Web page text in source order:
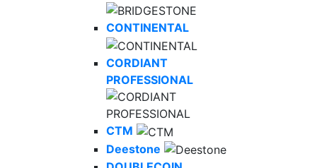
CONTINENTAL
CORDIANT
PROFESSIONAL
CTM
Deestone